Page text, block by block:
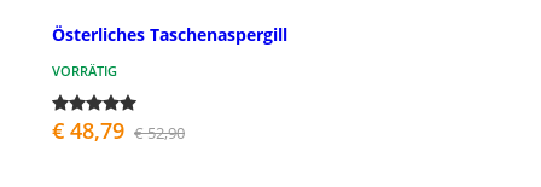
Österliches Taschenaspergill
VORRÄTIG
€ 48,79 € 52,90